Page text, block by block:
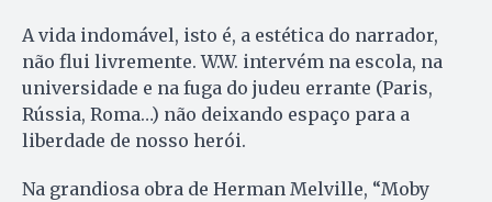
A vida indomável, isto é, a estética do narrador,
não flui livremente. W.W. intervém na escola, na
universidade e na fuga do judeu errante (Paris,
Rússia, Roma…) não deixando espaço para a
liberdade de nosso herói.
Na grandiosa obra de Herman Melville, “Moby